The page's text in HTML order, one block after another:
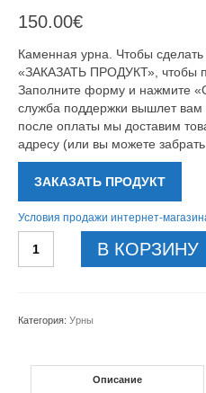
150.00€
Каменная урна. Чтобы сделать
«ЗАКАЗАТЬ ПРОДУКТ», чтобы
Заполните форму и нажмите
служба поддержки вышлет вам
после оплаты мы доставим
адресу (или вы можете забрать
ЗАКАЗАТЬ ПРОДУКТ
Условия продажи интернет-
товара
18x27cm
В КОРЗИНУ
Категория: Урны
Описание